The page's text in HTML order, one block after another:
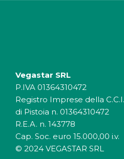
Vegastar SRL
P.IVA 01364310472
Registro Imprese della
di Pistoia n. 01364310472
R.E.A. n. 143778
Cap. Soc. euro 15.000,00 i.v.
© 2024 VEGASTAR SRL